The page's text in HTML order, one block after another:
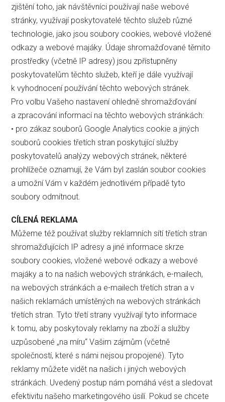
zjištění toho, jak návštěvníci používají naše webové
stránky, využívají poskytovatelé těchto služeb různé
technologie, jako jsou soubory cookies, webové vložené
odkazy a webové majáky. Údaje shromažďované těmito
prostředky (včetně IP adresy) jsou zpřístupněny
poskytovatelům těchto služeb, kteří je dále využívají
k vyhodnocení používání těchto webových stránek.
Pro volbu Vašeho nastavení ohledně shromažďování
a zpracování informací na těchto webových stránkách:
• pro zákaz souborů Google Analytics cookie a jiných
souborů cookies třetích stran poskytující služby
poskytovatelů analýzy webových stránek, některé
prohlížeče oznamují, že Vám byl zaslán soubor cookies
a umožní Vám v každém jednotlivém případě tyto
soubory odmítnout.
CÍLENÁ REKLAMA
Můžeme též používat služby reklamních sítí třetích stran
shromažďujících IP adresy a jiné informace skrze
soubory cookies, vložené webové odkazy a webové
majáky a to na našich webových stránkách, e-mailech,
na webových stránkách a e-mailech třetích stran a v
našich reklamách umístěných na webových stránkách
třetích stran. Tyto třetí strany využívají tyto informace
k tomu, aby poskytovaly reklamy na zboží a služby
uzpůsobené „na míru“ Vašim zájmům (včetně
společností, které s námi nejsou propojené). Tyto
reklamy můžete vidět na našich i jiných webových
stránkách. Uvedený postup nám pomáhá vést a sledovat
efektivitu našeho marketingového úsilí. Pokud se chcete